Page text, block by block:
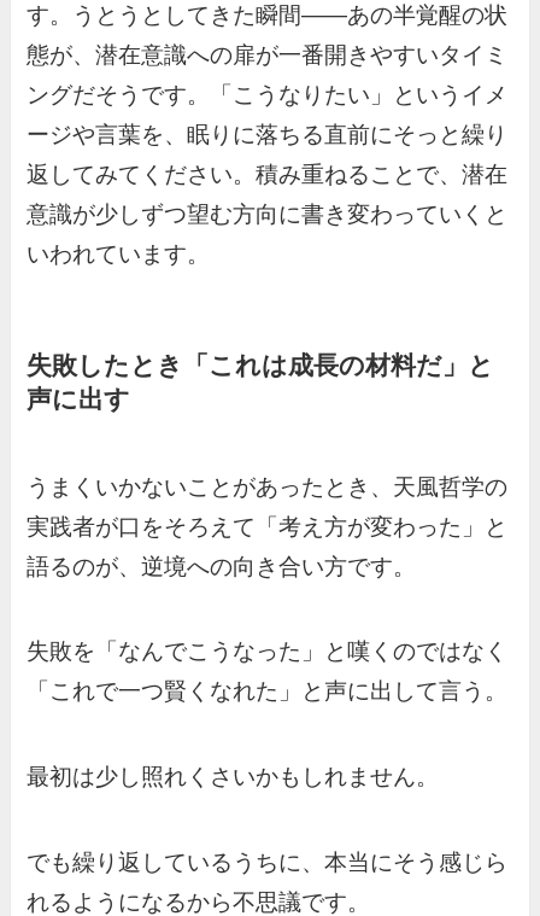
す。うとうとしてきた瞬間——あの半覚醒の状
態が、潜在意識への扉が一番開きやすいタイミ
ングだそうです。「こうなりたい」というイメ
ージや言葉を、眠りに落ちる直前にそっと繰り
返してみてください。積み重ねることで、潜在
意識が少しずつ望む方向に書き変わっていくと
いわれています。
失敗したとき「これは成長の材料だ」と
声に出す
うまくいかないことがあったとき、天風哲学の
実践者が口をそろえて「考え方が変わった」と
語るのが、逆境への向き合い方です。
失敗を「なんでこうなった」と嘆くのではなく
「これで一つ賢くなれた」と声に出して言う。
最初は少し照れくさいかもしれません。
でも繰り返しているうちに、本当にそう感じら
れるようになるから不思議です。